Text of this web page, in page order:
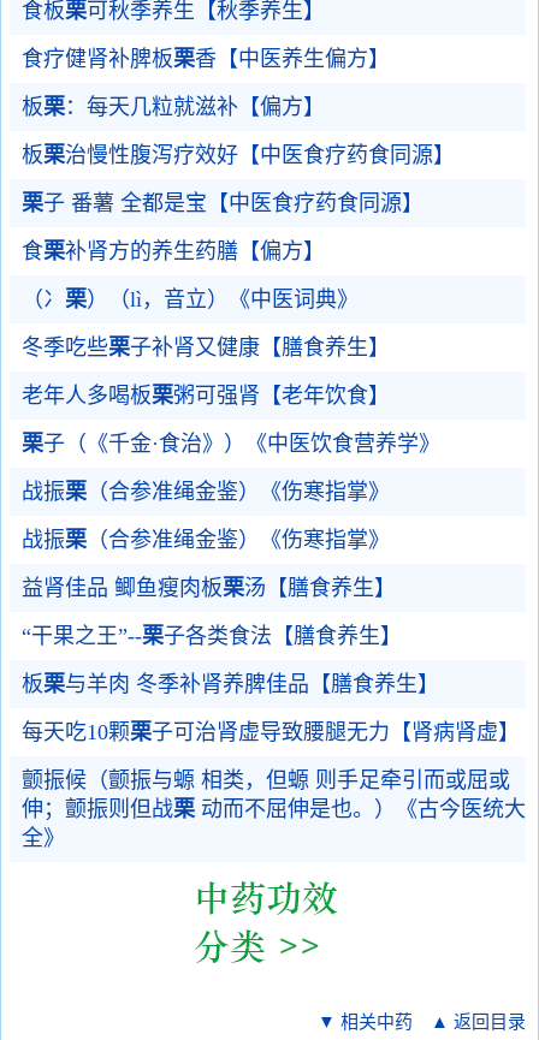
食板栗可秋季养生【秋季养生】
食疗健肾补脾板栗香【中医养生偏方】
板栗：每天几粒就滋补【偏方】
板栗治慢性腹泻疗效好【中医食疗药食同源】
栗子 番薯 全都是宝【中医食疗药食同源】
食栗补肾方的养生药膳【偏方】
（冫 栗）（lì，音立）《中医词典》
冬季吃些栗子补肾又健康【膳食养生】
老年人多喝板栗粥可强肾【老年饮食】
栗子（《千金·食治》）《中医饮食营养学》
战振栗（合参准绳金鉴）《伤寒指掌》
战振栗（合参准绳金鉴）《伤寒指掌》
益肾佳品 鲫鱼瘦肉板栗汤【膳食养生】
“干果之王”--栗子各类食法【膳食养生】
板栗与羊肉 冬季补肾养脾佳品【膳食养生】
每天吃10颗栗子可治肾虚导致腰腿无力【肾病肾虚】
颤振候（颤振与螈 相类，但螈 则手足牵引而或屈或
伸；颤振则但战栗动而不屈伸是也。）《古今医统大
全》
▼ 相关中药 ▲ 返回目录